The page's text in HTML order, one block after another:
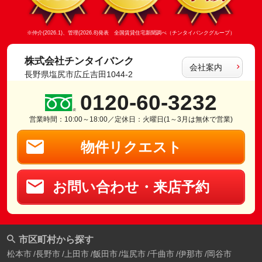
※仲介(2026.1)、管理(2026.8)発表 全国賃貸住宅新聞調べ（チンタイバンクグループ）
株式会社チンタイバンク
長野県塩尻市広丘吉田1044-2
会社案内
0120-60-3232
営業時間：10:00～18:00／定休日：火曜日(1～3月は無休で営業)
物件リクエスト
お問い合わせ・来店予約
市区町村から探す
松本市 長野市 上田市 飯田市 塩尻市 千曲市 伊那市 岡谷市